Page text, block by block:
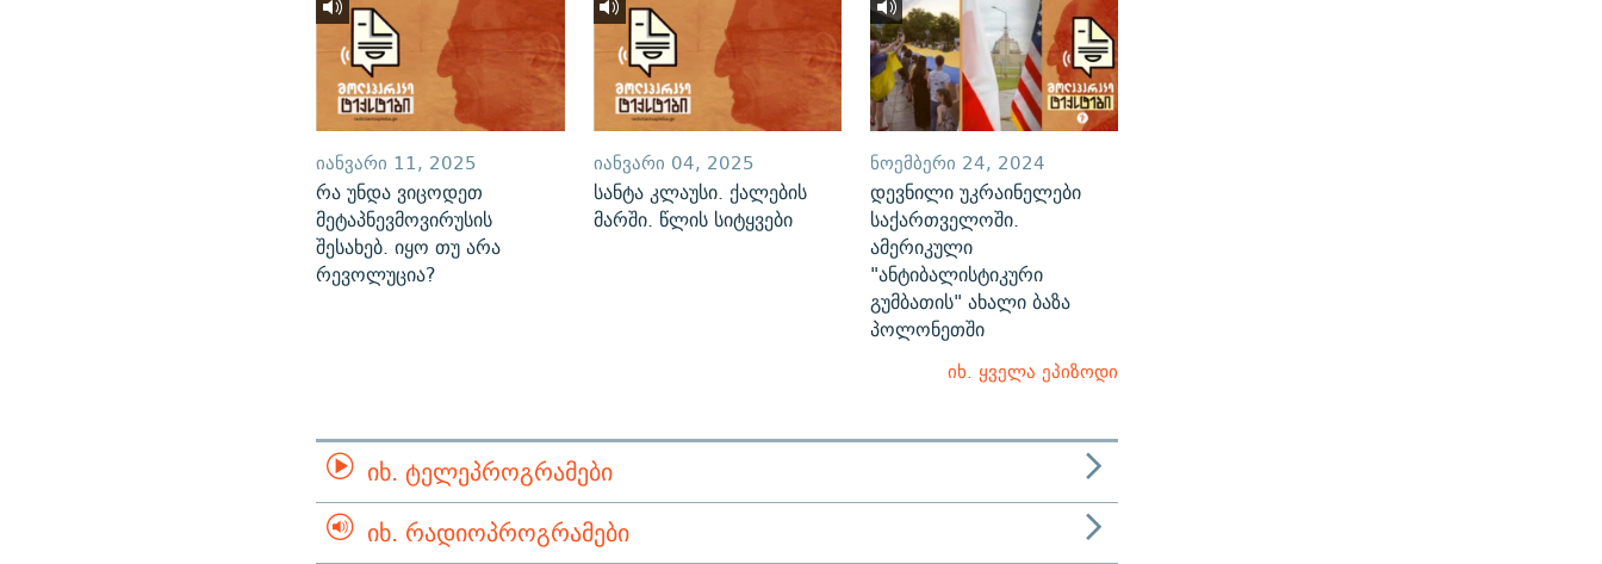
ᲘᲐᲜᲕᲐᲠᲘ 11, 2025
რა უნდა ვიცოდეთ
მეტაპნევმოვირუსის
შესახებ. იყო თუ არა
რევოლუცია?
ᲘᲐᲜᲕᲐᲠᲘ 04, 2025
სანტა კლაუსი. ქალების
მარში. წლის სიტყვები
ᲜᲝᲔᲛᲑᲔᲠᲘ 24, 2024
დევნილი უკრაინელები
საქართველოში.
ამერიკული
"ანტიბალისტიკური
გუმბათის" ახალი ბაზა
პოლონეთში
იხ. ყველა ეპიზოდი
ᲘᲮ. ᲢᲔᲚᲔᲞᲠᲝᲒᲠᲐᲛᲔᲑᲘ
ᲘᲮ. ᲠᲐᲓᲘᲝᲞᲠᲝᲒᲠᲐᲛᲔᲑᲘ